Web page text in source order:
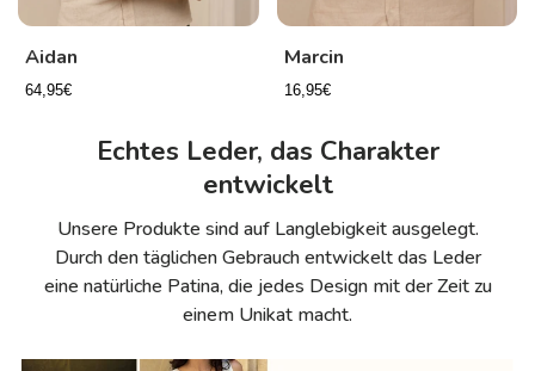
Aidan
64,95€
Marcin
16,95€
Echtes Leder, das Charakter
entwickelt
Unsere Produkte sind auf Langlebigkeit ausgelegt.
Durch den täglichen Gebrauch entwickelt das Leder
eine natürliche Patina, die jedes Design mit der Zeit zu
einem Unikat macht.